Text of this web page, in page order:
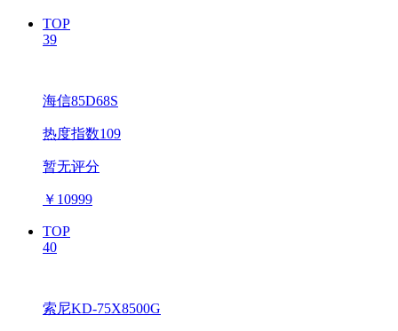
TOP
39
海信85D68S
热度指数109
暂无评分
￥ 10999
TOP
40
索尼KD-75X8500G